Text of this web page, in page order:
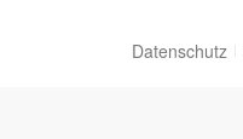
Datenschutz